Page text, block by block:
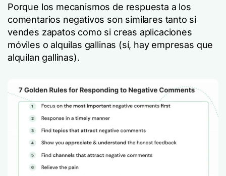
Porque los mecanismos de respuesta a los
comentarios negativos son similares tanto si
vendes zapatos como si creas aplicaciones
móviles o alquilas gallinas (sí, hay empresas que
alquilan gallinas).